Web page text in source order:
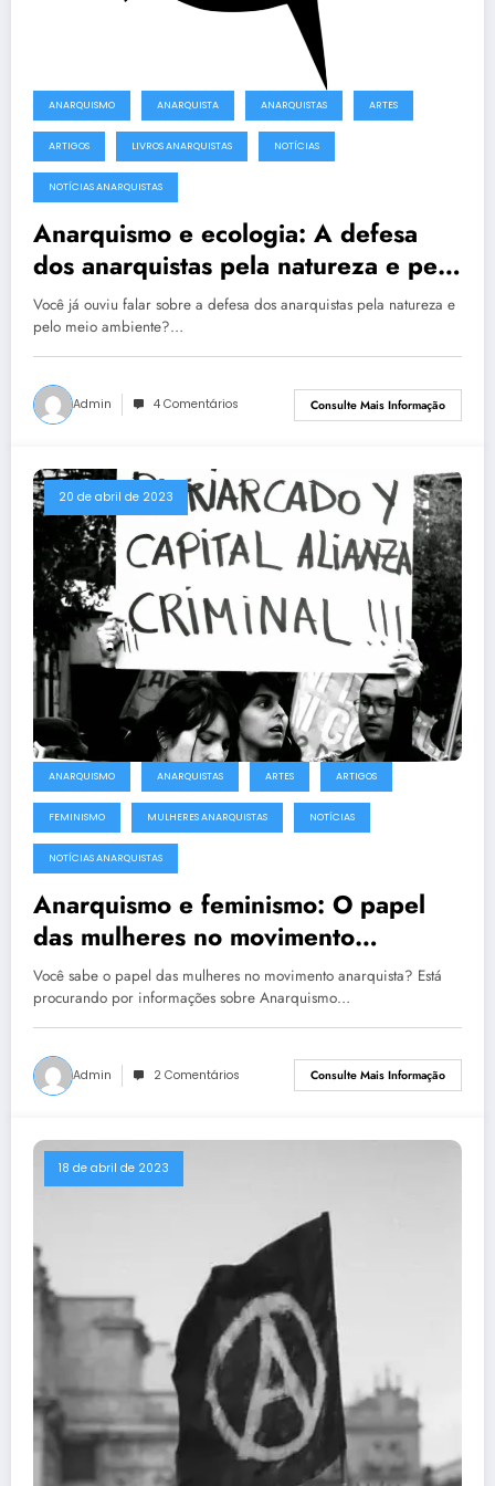
ANARQUISMO ANARQUISTA ANARQUISTAS ARTES
ARTIGOS LIVROS ANARQUISTAS NOTÍCIAS
NOTÍCIAS ANARQUISTAS
Anarquismo e ecologia: A defesa
dos anarquistas pela natureza e pelo
meio ambiente!
Você já ouviu falar sobre a defesa dos anarquistas pela natureza e
pelo meio ambiente?…
Admin 4 Comentários Consulte Mais Informação
20 de abril de 2023
ANARQUISMO ANARQUISTAS ARTES ARTIGOS
FEMINISMO MULHERES ANARQUISTAS NOTÍCIAS
NOTÍCIAS ANARQUISTAS
Anarquismo e feminismo: O papel
das mulheres no movimento
anarquista!
Você sabe o papel das mulheres no movimento anarquista? Está
procurando por informações sobre Anarquismo…
Admin 2 Comentários Consulte Mais Informação
18 de abril de 2023